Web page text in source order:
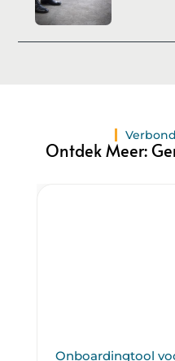
Ontdek Meer:
Onboardingtool